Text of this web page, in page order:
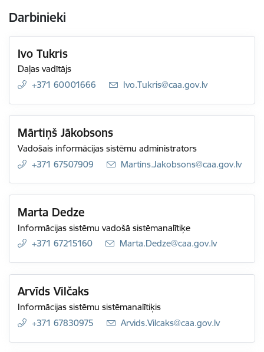
Darbinieki
Ivo Tukris
Daļas vadītājs
+371 60001666
E-pasts:
Ivo.Tukris@caa.gov.lv
Mārtiņš Jākobsons
Vadošais informācijas sistēmu administrators
+371 67507909
E-pasts:
Martins.Jakobsons@caa.gov.lv
Marta Dedze
Informācijas sistēmu vadošā sistēmanalītiķe
+371 67215160
E-pasts:
Marta.Dedze@caa.gov.lv
Arvīds Vilčaks
Informācijas sistēmu sistēmanalītiķis
+371 67830975
E-pasts:
Arvids.Vilcaks@caa.gov.lv